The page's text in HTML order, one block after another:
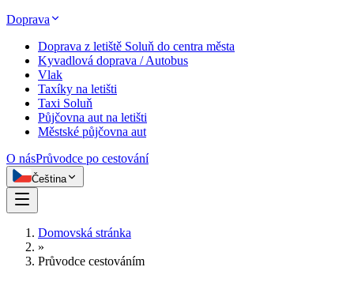
Doprava
Doprava z letiště Soluň do centra města
Kyvadlová doprava / Autobus
Vlak
Taxíky na letišti
Taxi Soluň
Půjčovna aut na letišti
Městské půjčovna aut
O násPrůvodce po cestování
Čeština
Domovská stránka
»
Průvodce cestováním